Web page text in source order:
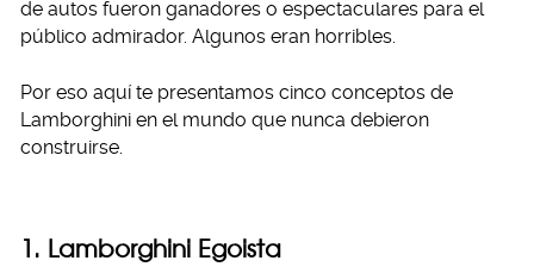
de autos fueron ganadores o espectaculares para el
público admirador. Algunos eran horribles.
Por eso aquí te presentamos cinco conceptos de
Lamborghini en el mundo que nunca debieron
construirse.
1. Lamborghini Egoista